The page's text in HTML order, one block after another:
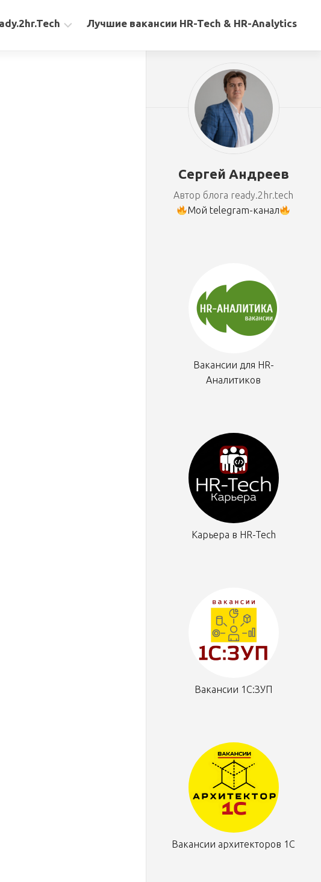
Лучшие вакансии HR-Tech & HR-Analytics
Сергей Андреев
Автор блога ready.2hr.tech
Мой telegram-канал
Вакансии для HR-
Аналитиков
Карьера в HR-Tech
Вакансии 1С:ЗУП
Вакансии архитекторов 1С